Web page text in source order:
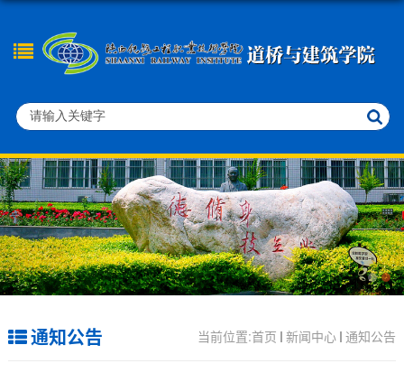
通知公告 当前位置:首页 新闻中心 通知公告